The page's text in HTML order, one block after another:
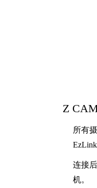
Z
所有
EzLink
连接
机。